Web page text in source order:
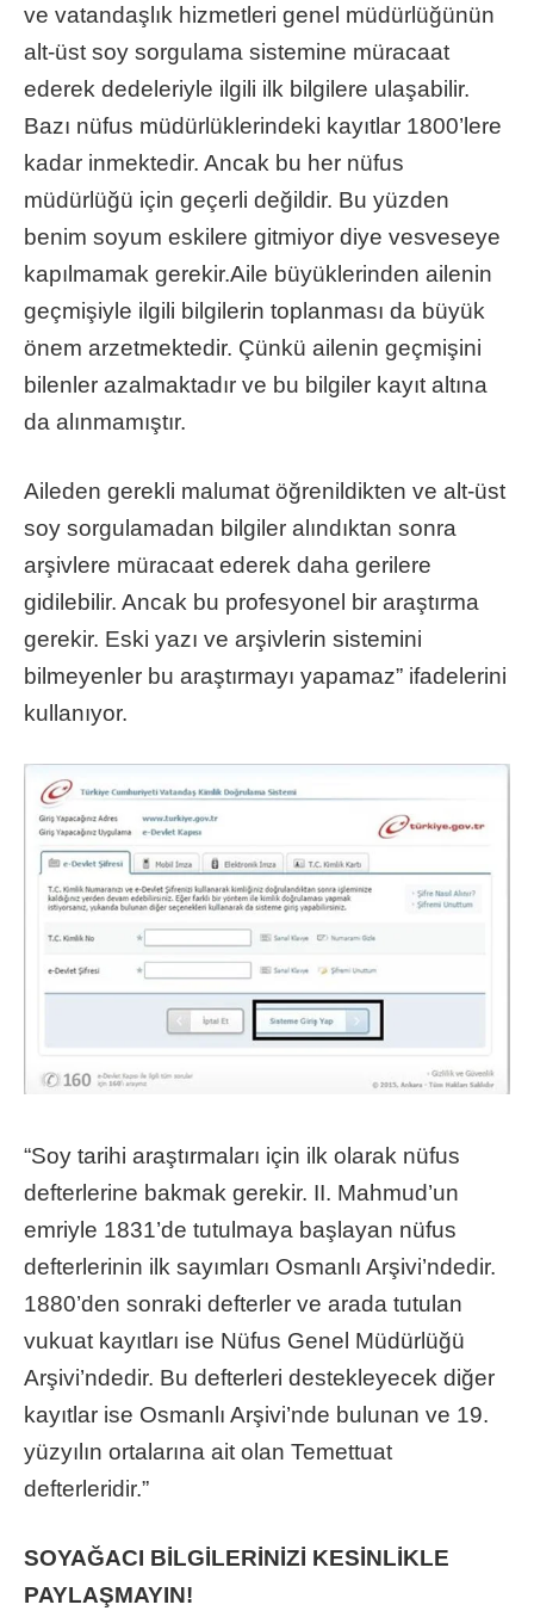
ve vatandaşlık hizmetleri genel müdürlüğünün
alt-üst soy sorgulama sistemine müracaat
ederek dedeleriyle ilgili ilk bilgilere ulaşabilir.
Bazı nüfus müdürlüklerindeki kayıtlar 1800’lere
kadar inmektedir. Ancak bu her nüfus
müdürlüğü için geçerli değildir. Bu yüzden
benim soyum eskilere gitmiyor diye vesveseye
kapılmamak gerekir.Aile büyüklerinden ailenin
geçmişiyle ilgili bilgilerin toplanması da büyük
önem arzetmektedir. Çünkü ailenin geçmişini
bilenler azalmaktadır ve bu bilgiler kayıt altına
da alınmamıştır.
Aileden gerekli malumat öğrenildikten ve alt-üst
soy sorgulamadan bilgiler alındıktan sonra
arşivlere müracaat ederek daha gerilere
gidilebilir. Ancak bu profesyonel bir araştırma
gerekir. Eski yazı ve arşivlerin sistemini
bilmeyenler bu araştırmayı yapamaz” ifadelerini
kullanıyor.
“Soy tarihi araştırmaları için ilk olarak nüfus
defterlerine bakmak gerekir. II. Mahmud’un
emriyle 1831’de tutulmaya başlayan nüfus
defterlerinin ilk sayımları Osmanlı Arşivi’ndedir.
1880’den sonraki defterler ve arada tutulan
vukuat kayıtları ise Nüfus Genel Müdürlüğü
Arşivi’ndedir. Bu defterleri destekleyecek diğer
kayıtlar ise Osmanlı Arşivi’nde bulunan ve 19.
yüzyılın ortalarına ait olan Temettuat
defterleridir.”
SOYAĞACI BİLGİLERİNİZİ KESİNLİKLE
PAYLAŞMAYIN!